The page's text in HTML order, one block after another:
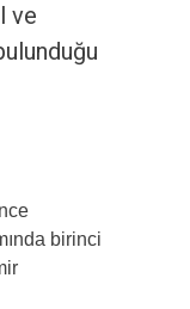
ve
birinci